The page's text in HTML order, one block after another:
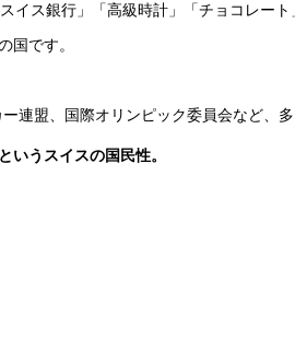
ス銀行」「高級時計」「チョコレー
国です。
連盟、国際オリンピック委員会など、
というスイスの国民性。